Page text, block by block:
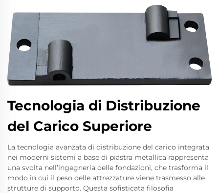
Tecnologia di Distribuzione
del Carico Superiore
La tecnologia avanzata di distribuzione del carico integrata
nei moderni sistemi a base di piastra metallica rappresenta
una svolta nell’ingegneria delle fondazioni, che trasforma il
modo in cui il peso delle attrezzature viene trasmesso alle
strutture di supporto. Questa sofisticata filosofia